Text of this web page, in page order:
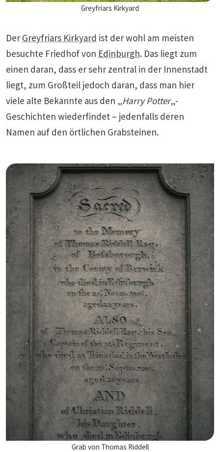
Greyfriars Kirkyard
Der Greyfriars Kirkyard ist der wohl am meisten
besuchte Friedhof von Edinburgh. Das liegt zum
einen daran, dass er sehr zentral in der Innenstadt
liegt, zum Großteil jedoch daran, dass man hier
viele alte Bekannte aus den „Harry Potter„-
Geschichten wiederfindet – jedenfalls deren
Namen auf den örtlichen Grabsteinen.
Grab von Thomas Riddell